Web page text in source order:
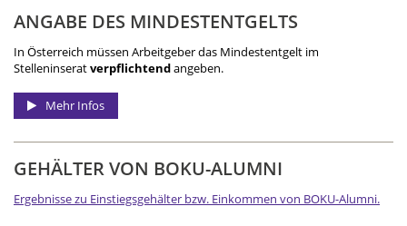
ANGABE DES MINDEST­ENTGELTS
In Österreich müssen Arbeitgeber das Mindestentgelt im
Stelleninseratverpflichtendangeben.
Mehr Infos
GEHÄLTER VON BOKU-ALUMNI
Ergebnisse zu Einstiegsgehälter bzw. Einkommen von BOKU-Alumni.